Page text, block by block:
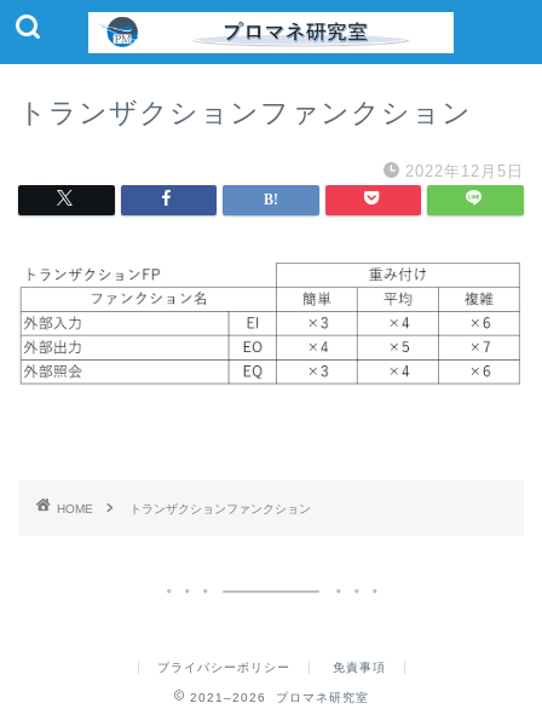
トランザクションファンクション
2022年12月5日
HOME トランザクションファンクション
プライバシーポリシー 免責事項
2021–2026 プロマネ研究室